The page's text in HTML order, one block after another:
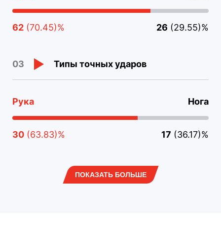
62 (70.45)% 26 (29.55)%
03 Типы точных ударов
Рука Нога
30 (63.83)% 17 (36.17)%
ПОКАЗАТЬ БОЛЬШЕ